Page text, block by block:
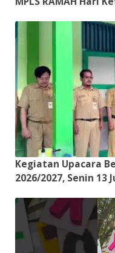
Kegiatan Upacara
2026/2027, Senin 13